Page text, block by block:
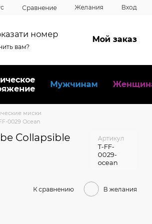
Сравнение Желания Вход
номер
вам?
Мой заказ
Мужчинам
миски
0029 Ocean
Collapsible
Артикул
T-FF-
0029-
ocean
К сравнению В желания